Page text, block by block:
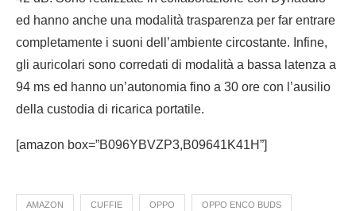
ed hanno anche una modalità trasparenza per far entrare
completamente i suoni dell’ambiente circostante. Infine,
gli auricolari sono corredati di modalità a bassa latenza a
94 ms ed hanno un’autonomia fino a 30 ore con l’ausilio
della custodia di ricarica portatile.
[amazon box=”B096YBVZP3,B09641K41H”]
AMAZON CUFFIE OPPO OPPO ENCO BUDS